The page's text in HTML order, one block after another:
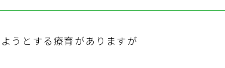
うとする療育がありますが